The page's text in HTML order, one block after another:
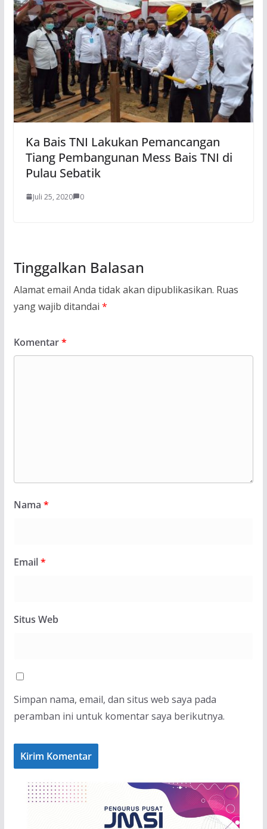
Ka Bais TNI Lakukan Pemancangan
Tiang Pembangunan Mess Bais TNI di
Pulau Sebatik
Juli 25, 2020 0
Tinggalkan Balasan
Alamat email Anda tidak akan dipublikasikan. Ruas
yang wajib ditandai *
Komentar*
Nama *
Email*
Situs Web
Simpan nama, email, dan situs web saya pada
peramban ini untuk komentar saya berikutnya.